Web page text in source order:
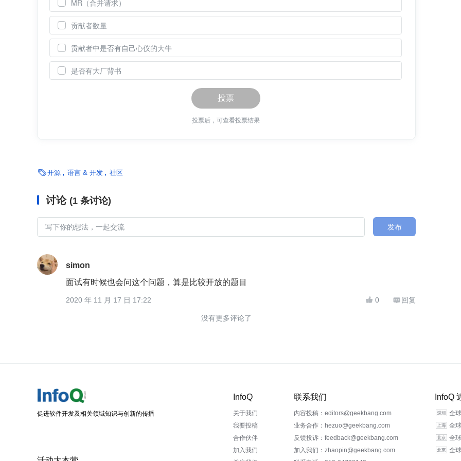
MR（合并请求）
贡献者数量
贡献者中是否有自己心仪的大牛
是否有大厂背书
投票
投票后，可查看投票结果
开源 语言 & 开发 社区
讨论 (1 条讨论)
发布
simon
面试有时候也会问这个问题，算是比较开放的题目
2020 年 11 月 17 日 17:22  0  回复
没有更多评论了
促进软件开发及相关领域知识与创新的传播
InfoQ
关于我们
我要投稿
合作伙伴
加入我们
联系我们
内容投稿：editors@geekbang.com
业务合作：hezuo@geekbang.com
反馈投诉：feedback@geekbang.com
加入我们：zhaopin@geekbang.com
InfoQ
全